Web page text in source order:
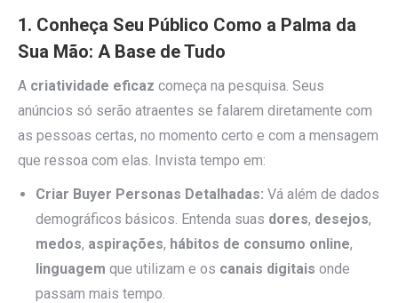
1. Conheça Seu Público Como a Palma da
Sua Mão: A Base de Tudo
A criatividade eficaz começa na pesquisa. Seus
anúncios só serão atraentes se falarem diretamente com
as pessoas certas, no momento certo e com a mensagem
que ressoa com elas. Invista tempo em:
Criar Buyer Personas Detalhadas: Vá além de dados
demográficos básicos. Entenda suas dores, desejos,
medos, aspirações, hábitos de consumo online,
linguagem que utilizam e os canais digitais onde
passam mais tempo.